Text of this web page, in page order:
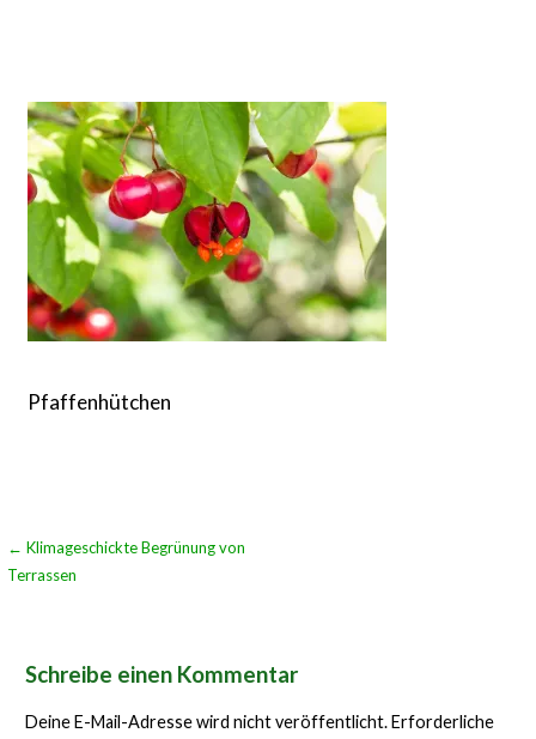
Pfaffenhütchen
Beitragsnavigation
← Klimageschickte Begrünung von
Terrassen
Schreibe einen Kommentar
Deine E-Mail-Adresse wird nicht veröffentlicht.Erforderliche